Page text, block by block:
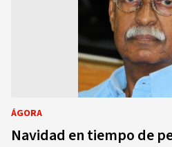
ÁGORA
Navidad en tiempo de